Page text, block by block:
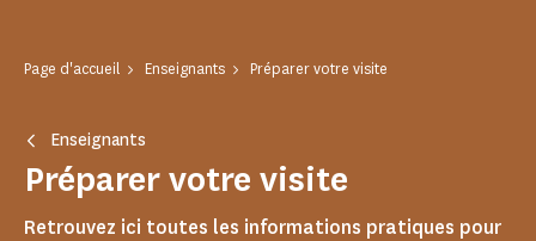
Page d'accueil Enseignants Préparer votre visite
Enseignants
Préparer votre visite
Retrouvez ici toutes les informations pratiques pour